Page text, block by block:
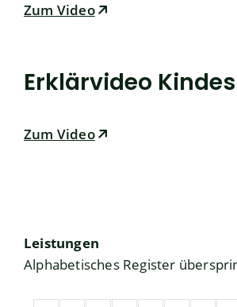
Zum Video
Erklärvideo
Zum Video
Leistungen
Alphabetisches Register